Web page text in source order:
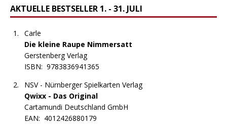
AKTUELLE BESTSELLER 1. - 31. JULI
Carle
Die kleine Raupe Nimmersatt
Gerstenberg Verlag
ISBN: 9783836941365
NSV - Nürnberger Spielkarten Verlag
Qwixx - Das Original
Cartamundi Deutschland GmbH
EAN: 4012426880179